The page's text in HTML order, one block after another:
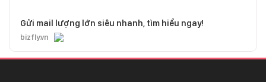
Gửi mail lượng lớn siêu nhanh, tìm hiểu ngay!
bizfly.vn